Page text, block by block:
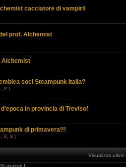
cacciatore di vampiri!
prof. Alchemist
Alchemist
soci Steampunk Italia?
2 ]
in provincia di Treviso!
di primavera!!!
2 3 ]
Visualizza ultimi
risultati ]